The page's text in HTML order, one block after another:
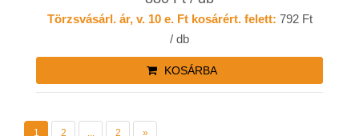
Törzsvásárl. ár, v. 10 e. Ft kosárért. felett: 792 Ft
/ db
KOSÁRBA
1 2 ... 2 »